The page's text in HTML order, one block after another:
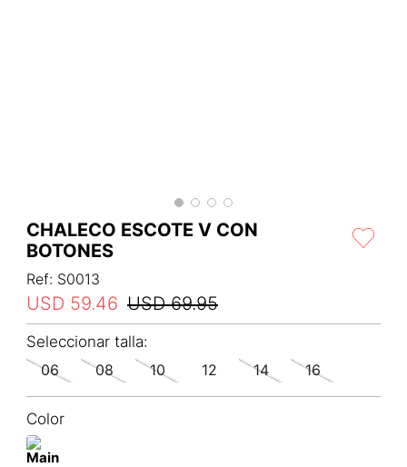
CHALECO ESCOTE V CON
BOTONES
Ref: S0013
USD 69.95
USD 59.46
06 08 10 12 14 16
Color